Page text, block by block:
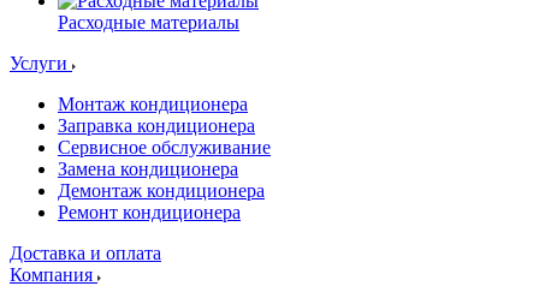
Расходные материалы
Услуги
Монтаж кондиционера
Заправка кондиционера
Сервисное обслуживание
Замена кондиционера
Демонтаж кондиционера
Ремонт кондиционера
Доставка и оплата
Компания